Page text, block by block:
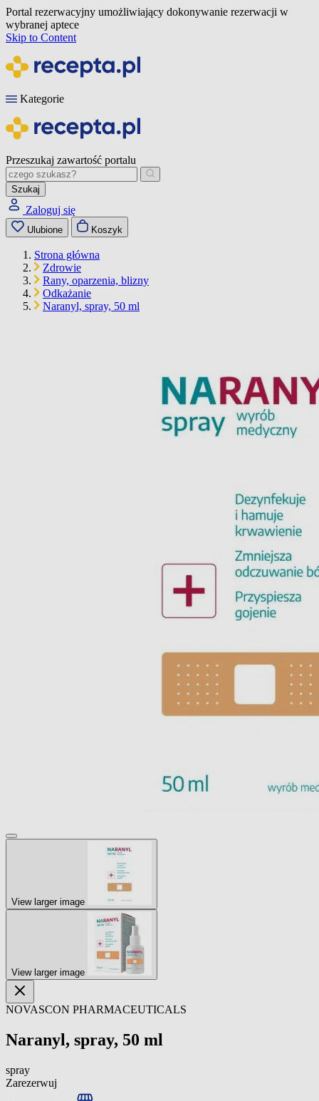
Portal rezerwacyjny umożliwiający dokonywanie rezerwacji w
wybranej aptece
Skip to Content
Kategorie
Przeszukaj zawartość portalu
Szukaj
Zaloguj się
Ulubione Koszyk
Strona główna
Zdrowie
Rany, oparzenia, blizny
Odkażanie
Naranyl, spray, 50 ml
View larger image
View larger image
NOVASCON PHARMACEUTICALS
Naranyl, spray, 50 ml
spray
Zarezerwuj